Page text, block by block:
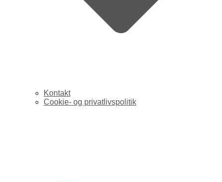
Kontakt
Cookie- og privatlivspolitik